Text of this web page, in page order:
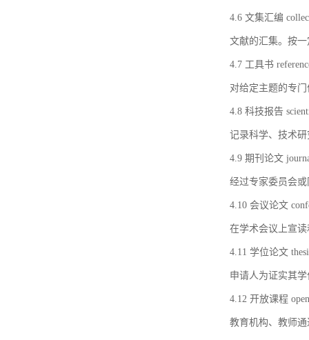
4.6 文集汇编
文献的汇集。按
4.7 工具书
对给定主题的专
4.8 科技报告
记录科学、技术
4.9 期刊论文
经过专家委员会
4.10 会议论文
在学术会议上宣
4.11 学位论文
申请人为证实其
4.12 开放课程
教育机构、教师